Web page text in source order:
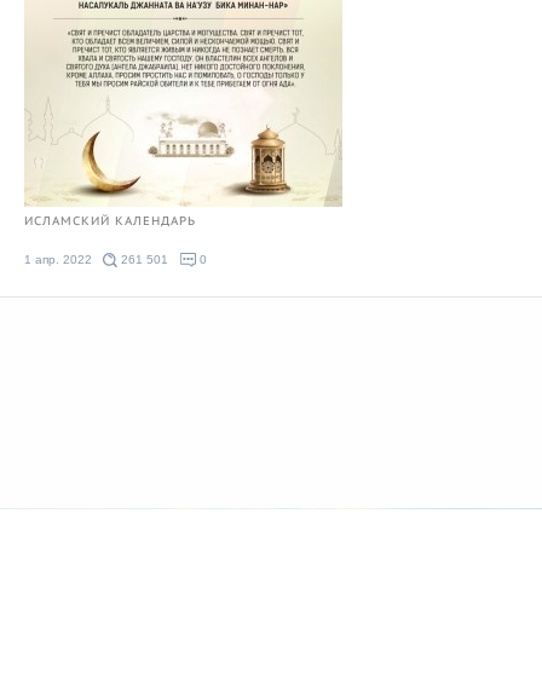
ИСЛАМСКИЙ КАЛЕНДАРЬ
1 апр. 2022 261 501 0